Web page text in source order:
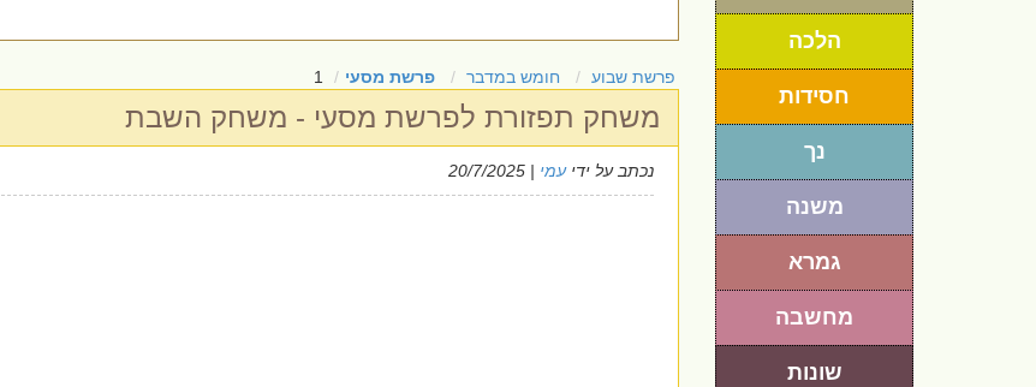
הלכה
חסידות
נך
משנה
גמרא
מחשבה
שונות
פרשת שבוע חומש במדבר פרשת מסעי 1
משחק תפזורת לפרשת מסעי - משחק השבת
נכתב על ידיעמי | 20/7/2025